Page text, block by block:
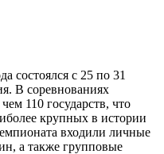
состоялся с 25 по 31
В соревнованиях
110 государств, что
крупных в истории
входили личные
а также групповые